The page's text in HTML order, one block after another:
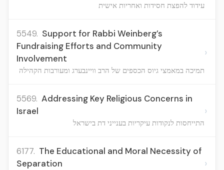
עידוד להפצת חסידות ואחריות אישית
5549. Support for Rabbi Weinberg’s
Fundraising Efforts and Community
Involvement
תמיכה במאמצי גיוס הכספים של הרב וויינבערג ומעורבות הקהילה
›
5569. Addressing Key Religious Concerns in
Israel
התייחסות לנקודות עיקריות בענייני דת בישראל
›
6177. The Educational and Moral Necessity of
Separation
›